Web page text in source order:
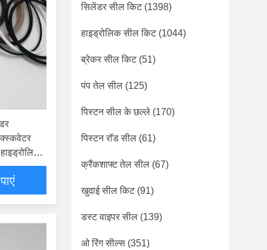
सिलेंडर सील किट(1398)
हाइड्रोलिक सील किट(1044)
ब्रेकर सील किट(51)
पंप तेल सील (125)
पिस्टन सील के छल्ले (170)
पिस्टन रॉड सील (61)
क्रैंकशाफ्ट तेल सील (67)
खुदाई सील किट(91)
डस्ट वाइपर सील (139)
ओ रिंग सील्स (351)